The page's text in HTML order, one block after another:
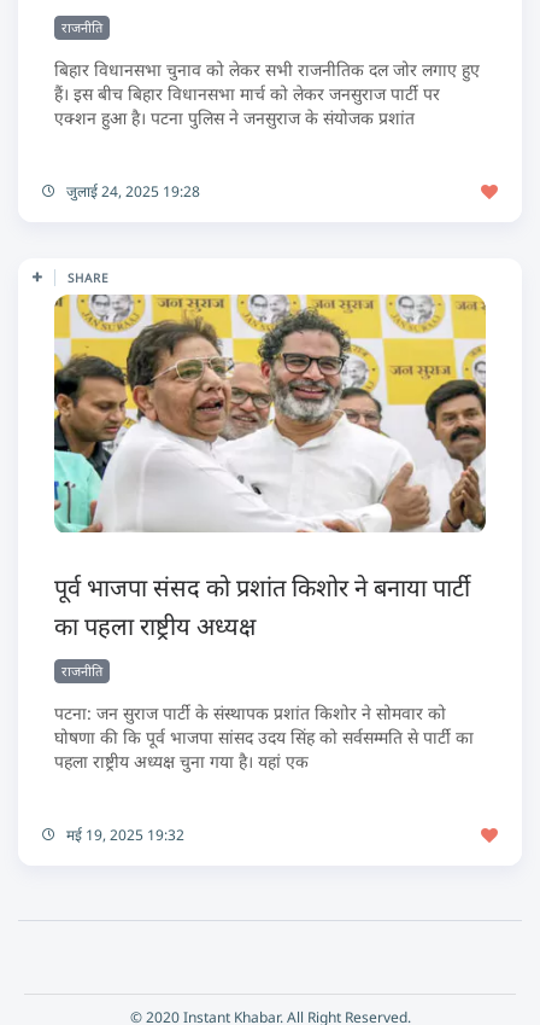
राजनीति
बिहार विधानसभा चुनाव को लेकर सभी राजनीतिक दल जोर लगाए हुए
हैं। इस बीच बिहार विधानसभा मार्च को लेकर जनसुराज पार्टी पर
एक्शन हुआ है। पटना पुलिस ने जनसुराज के संयोजक प्रशांत
जुलाई 24, 2025 19:28
SHARE
पूर्व भाजपा संसद को प्रशांत किशोर ने बनाया पार्टी
का पहला राष्ट्रीय अध्यक्ष
राजनीति
पटना: जन सुराज पार्टी के संस्थापक प्रशांत किशोर ने सोमवार को
घोषणा की कि पूर्व भाजपा सांसद उदय सिंह को सर्वसम्मति से पार्टी का
पहला राष्ट्रीय अध्यक्ष चुना गया है। यहां एक
मई 19, 2025 19:32
© 2020 Instant Khabar. All Right Reserved.